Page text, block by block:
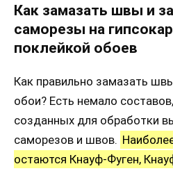
Как замазать швы и
саморезы на
поклейкой обоев
Как правильно замазать
обои? Есть немало
созданных для обработки
саморезов и швов.
остаются Кнауф-Фуген,